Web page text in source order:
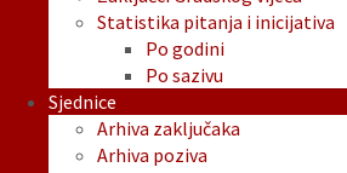
Statistika pitanja i inicijativa
Po godini
Po sazivu
Sjednice
Arhiva zaključaka
Arhiva poziva